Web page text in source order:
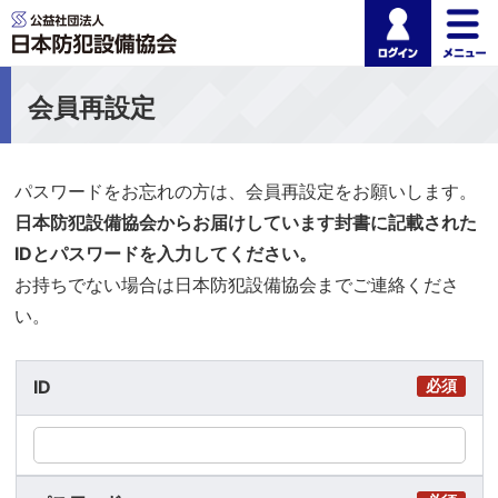
公益社団法人 日本
ログイ
会員再設定
パスワードをお忘れの方は、会員再設定をお願いします。
日本防犯設備協会からお届けしています封書に記載された
IDとパスワードを入力してください。
お持ちでない場合は日本防犯設備協会までご連絡くださ
い。
ID 必須